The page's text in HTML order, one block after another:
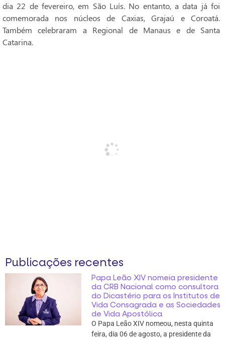
dia 22 de fevereiro, em São Luís. No entanto, a data já foi
comemorada nos núcleos de Caxias, Grajaú e Coroatá.
Também celebraram a Regional de Manaus e de Santa
Catarina.
Publicações recentes
Papa Leão XIV nomeia presidente
da CRB Nacional como consultora
do Dicastério para os Institutos de
Vida Consagrada e as Sociedades
de Vida Apostólica
O Papa Leão XIV nomeou, nesta quinta
feira, dia 06 de agosto, a presidente da